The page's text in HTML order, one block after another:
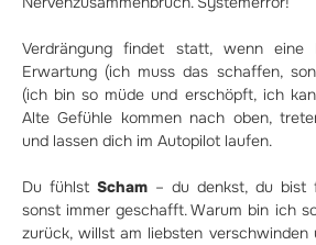
Verdrängung findet statt, wenn eine
Erwartung (ich muss das schaffen,
(ich bin so müde und erschöpft, ich
Alte Gefühle kommen nach oben,
und lassen dich im Autopilot laufen.
Du fühlst Scham – du denkst, du bist
sonst immer geschafft. Warum bin ich
zurück, willst am liebsten verschwinden